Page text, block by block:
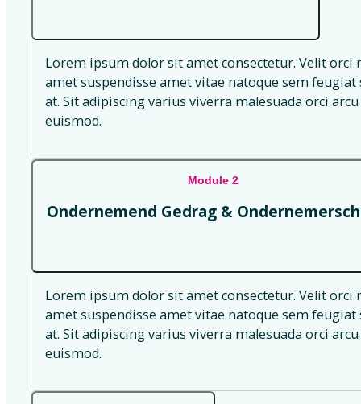
Lorem ipsum dolor sit amet consectetur. Velit
amet suspendisse amet vitae natoque sem
at. Sit adipiscing varius viverra malesuada orci
euismod.
Module 2
Ondernemend Gedrag &
Lorem ipsum dolor sit amet consectetur. Velit
amet suspendisse amet vitae natoque sem
at. Sit adipiscing varius viverra malesuada orci
euismod.